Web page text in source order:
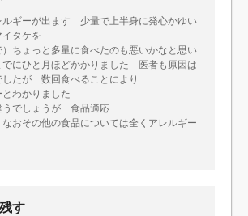
ルギーが出ます 少量で上半身に発心かゆい
タケを
ちょっと多量に食べたのも悪いかなと思い
にひと月ほどかかりました 医者も原因は
したが 数回食べることにより
わかりました
でしょうが 食品適応
おその他の食品については全くアレルギー
す